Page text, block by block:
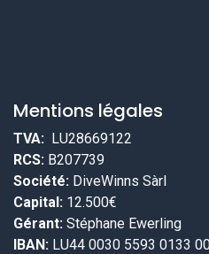
Mentions légales
TVA: LU28669122
RCS: B207739
Société: DiveWinns Sàrl
Capital: 12.500€
Gérant: Stéphane Ewerling
IBAN: LU44 0030 5593 0133